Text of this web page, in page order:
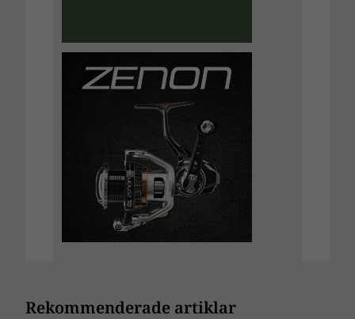
Rekommenderade artiklar